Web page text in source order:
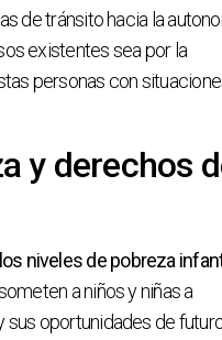
de tránsito hacia la
existentes sea por la
personas con
y derechos
niveles de pobreza
a niños y niñas a
oportunidades de